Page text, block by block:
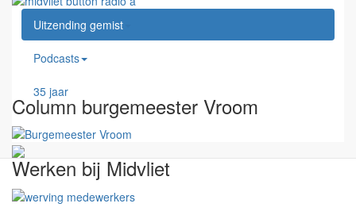
Uitzending gemist
Podcasts
35 jaar
Column burgemeester Vroom
Werken bij Midvliet